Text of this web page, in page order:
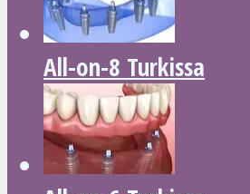
All-on-8 Turkissa